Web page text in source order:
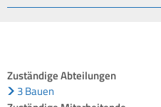
Zuständige Abteilungen
3 Bauen